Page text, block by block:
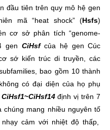
đầu tiên trên quy mô hệ gen
mã “heat shock” (Hsfs)
cơ sở phân tích “genome-
gen CiHsfcủa hệ gen Cúc
sớ kiến trúc di truyền, các
bao gồm 10 thành
có đại diện của họ phụ
CiHsf1~CiHsf14định vị trên 7
chúng mang nhiều nguyên tố
cảm với nhiệt độ thấp,